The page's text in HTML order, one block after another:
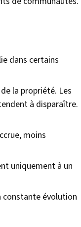
dans certains
la propriété. Les
à disparaître.
moins
uniquement à un
constante évolution